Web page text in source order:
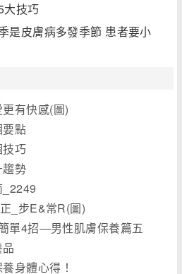
大技巧
是皮膚病多發季節 患者要小
有快感(圖)
要點
技巧
趨勢
_步E&常R(圖)
單4招―男性肌膚保養篇五
身體心得！